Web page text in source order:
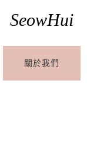
SeowHui
關於我們